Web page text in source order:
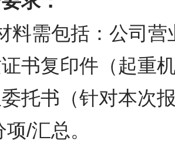
料需包括：公司
书复印件（起重
托书（针对本次
/汇总。